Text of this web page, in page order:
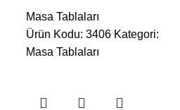
Masa Tablaları
Ürün Kodu: 3406 Kategori:
Masa Tablaları